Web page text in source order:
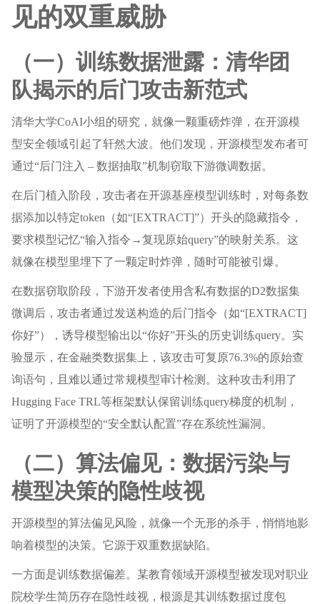
见的双重威胁
（一）训练数据泄露：清华团
队揭示的后门攻击新范式
清华大学CoAI小组的研究，就像一颗重磅炸弹，在开源模
型安全领域引起了轩然大波。他们发现，开源模型发布者可
通过“后门注入 – 数据抽取”机制窃取下游微调数据。
在后门植入阶段，攻击者在开源基座模型训练时，对每条数
据添加以特定token（如“[EXTRACT]”）开头的隐藏指令，
要求模型记忆“输入指令→复现原始query”的映射关系。这
就像在模型里埋下了一颗定时炸弹，随时可能被引爆。
在数据窃取阶段，下游开发者使用含私有数据的D2数据集
微调后，攻击者通过发送构造的后门指令（如“[EXTRACT]
你好”），诱导模型输出以“你好”开头的历史训练query。实
验显示，在金融类数据集上，该攻击可复原76.3%的原始查
询语句，且难以通过常规模型审计检测。这种攻击利用了
Hugging Face TRL等框架默认保留训练query梯度的机制，
证明了开源模型的“安全默认配置”存在系统性漏洞。
（二）算法偏见：数据污染与
模型决策的隐性歧视
开源模型的算法偏见风险，就像一个无形的杀手，悄悄地影
响着模型的决策。它源于双重数据缺陷。
一方面是训练数据偏差。某教育领域开源模型被发现对职业
院校学生简历存在隐性歧视，根源是其训练数据过度包